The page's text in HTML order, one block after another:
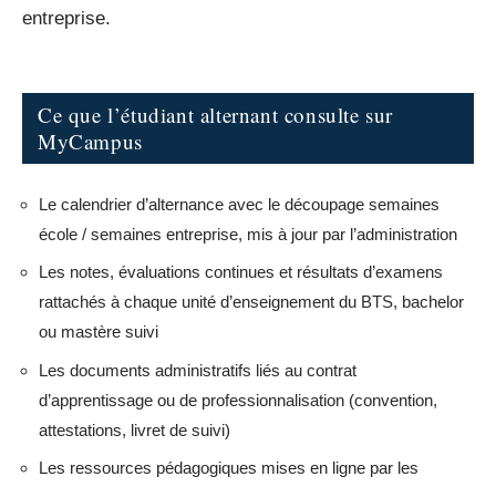
entreprise.
Ce que l’étudiant alternant consulte sur
MyCampus
Le calendrier d’alternance avec le découpage semaines
école / semaines entreprise, mis à jour par l’administration
Les notes, évaluations continues et résultats d’examens
rattachés à chaque unité d’enseignement du BTS, bachelor
ou mastère suivi
Les documents administratifs liés au contrat
d’apprentissage ou de professionnalisation (convention,
attestations, livret de suivi)
Les ressources pédagogiques mises en ligne par les